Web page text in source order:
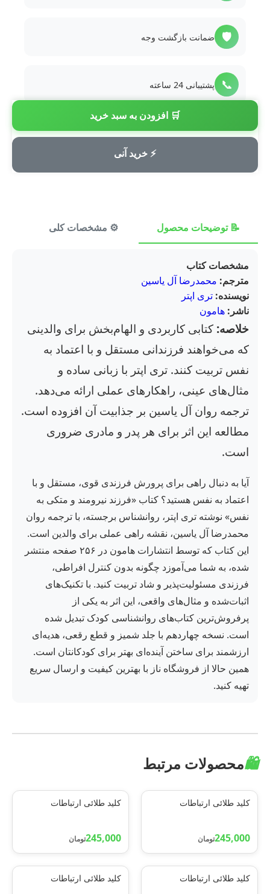
🛒 افزودن به سبد خرید
⚡ خرید آنی
🛡️ ضمانت بازگشت وجه
📞 پشتیبانی 24 ساعته
💳 پرداخت امن
📝 توضیحات محصول ⚙️ مشخصات کلی
مشخصات کتاب
مترجم: محمدرضا آل یاسین
نویسنده: تری اپتر
ناشر: هامون
خلاصه: کتابی کاربردی و الهام‌بخش برای والدینی
که می‌خواهند فرزندانی مستقل و با اعتماد به
نفس تربیت کنند. تری اپتر با زبانی ساده و
مثال‌های عینی، راهکارهای عملی ارائه می‌دهد.
ترجمه روان آل یاسین بر جذابیت آن افزوده است.
مطالعه این اثر برای هر پدر و مادری ضروری
است.
آیا به دنبال راهی برای پرورش فرزندی قوی، مستقل و با
اعتماد به نفس هستید؟ کتاب «فرزند نیرومند و متکی به
نفس» نوشته تری اپتر، روانشناس برجسته، با ترجمه روان
محمدرضا آل یاسین، نقشه راهی عملی برای والدین است.
این کتاب که توسط انتشارات هامون در ۲۵۶ صفحه منتشر
شده، به شما می‌آموزد چگونه بدون کنترل افراطی،
فرزندی مسئولیت‌پذیر و شاد تربیت کنید. با تکنیک‌های
اثبات‌شده و مثال‌های واقعی، این اثر به یکی از
پرفروش‌ترین کتاب‌های روانشناسی کودک تبدیل شده
است. نسخه چهاردهم با جلد شمیز و قطع رقعی، هدیه‌ای
ارزشمند برای ساختن آینده‌ای بهتر برای کودکانتان است.
همین حالا از فروشگاه ناز با بهترین کیفیت و ارسال سریع
تهیه کنید.
🛍️محصولات مرتبط
کلید طلائی ارتباطات
245,000تومان
کلید طلائی ارتباطات
245,000تومان
کلید طلائی ارتباطات کلید طلائی ارتباطات